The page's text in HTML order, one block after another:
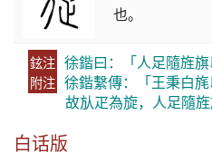
也。
鉉注 徐鍇曰：「人足隨旌旗
附注 徐鍇繫傳：「王秉白旄
故㫃疋為旋，人足隨旌
白话版